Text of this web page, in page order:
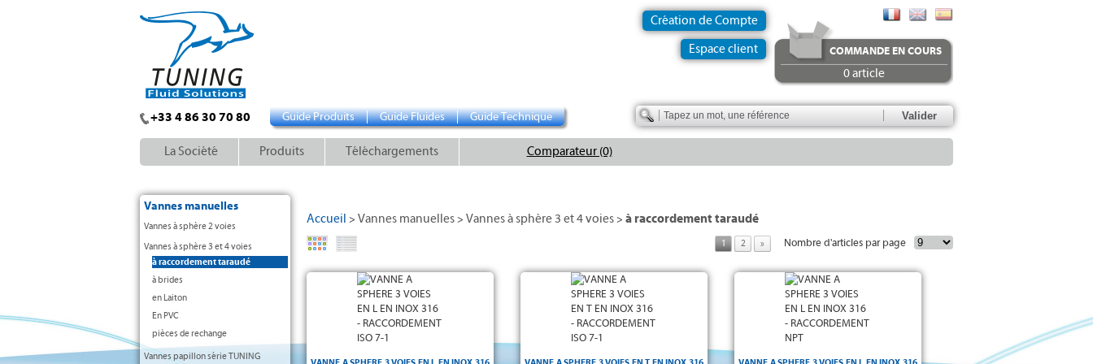
+33 4 86 30 70 80
Création de Compte
Espace client COMMANDE EN COURS
0 article
Guide Produits Guide Fluides Guide Technique
La Société Produits Téléchargements Comparateur (0)
Vannes manuelles
Vannes à sphère 2 voies
Vannes à sphère 3 et 4 voies
à raccordement taraudé
à brides
en Laiton
En PVC
pièces de rechange
Vannes papillon série TUNING
Accueil > Vannes manuelles > Vannes à sphère 3 et 4 voies > à raccordement taraudé
1 2 » Nombre d'articles par page
Vanne à sphère
3 voies en L
à passage réduit -
Corps, sphère et axe en acier Inox 316 -
Sièges et presse etoupe en TFM 1600 -
Raccordement taraudé F/F/F gaz ISO 7-1
Platine ISO 5211 et axe selon DIN 3337 à 90°
Vanne à sphère
3 voies en T
à passage réduit -
Corps, sphère et axe en acier Inox 316 -
Sièges et presse étoupe en TFM 1600 -
Raccordement taraudé F/F/F gaz ISO 7-1
Platine ISO 5211 et axe selon DIN 3337 -
Vanne à sphère inox - 3 voies - PN50 :